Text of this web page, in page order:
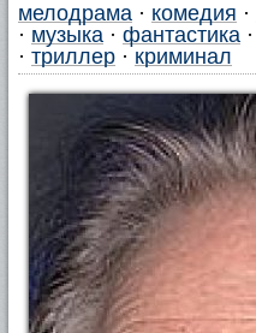
мелодрама · комедия ·
· музыка · фантастика ·
· триллер · криминал